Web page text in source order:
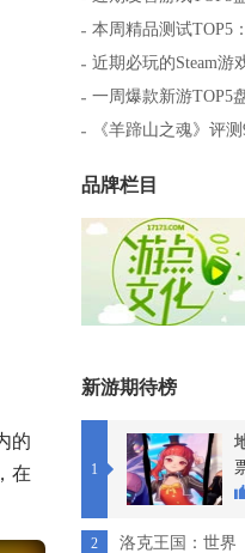
的
在
本周精品测试TOP5
近期必玩的Steam
一周爆款新游TOP5
《羊蹄山之魂》评
品牌栏目
新游期待榜
1
2 洛克王国：世界